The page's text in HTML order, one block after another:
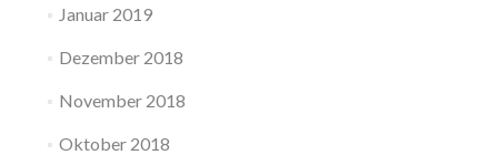
Januar 2019
Dezember 2018
November 2018
Oktober 2018